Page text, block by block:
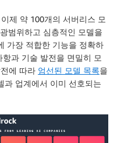
제 약 100개의 서버리스 모
범위하고 심층적인 모델을
가장 적합한 기능을 정확하
과 기술 발전을 면밀히 모
에 따라 엄선된 모델 목록을
과 업계에서 이미 선호되는